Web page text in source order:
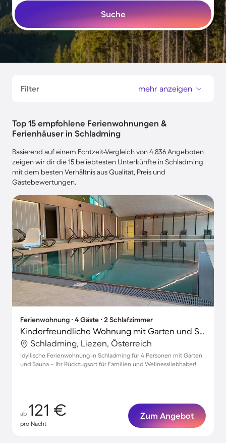
Suche
Filter mehr anzeigen
Top 15 empfohlene Ferienwohnungen &
Ferienhäuser in Schladming
Basierend auf einem Echtzeit-Vergleich von 4.836 Angeboten
zeigen wir dir die 15 beliebtesten Unterkünfte in Schladming
mit dem besten Verhältnis aus Qualität, Preis und
Gästebewertungen.
Ferienwohnung ∙ 4 Gäste ∙ 2 Schlafzimmer
Kinderfreundliche Wohnung mit Garten und Sauna | Skifahren in der Nähe
Schladming, Liezen, Österreich
Idyllische Ferienwohnung in Schladming für 4 Personen mit Garten
und Sauna – Ihr Rückzugsort für Familien und Wellnessliebhaber!
ab 121 €
pro Nacht
Zum Angebot